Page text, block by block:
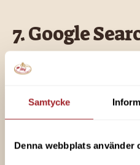
Samtycke
Denna webbplats använder
7. Google
Vi använder Google
förståelse för hur vår
Tjänsten ger oss anonym
exempelvis visningar och
Ingen personligt